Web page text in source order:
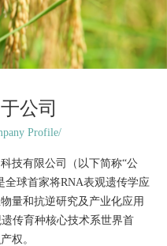
n
a
v
i
Profile/
公司
全球首家将RNA表观遗传学应
量和抗逆研究及产业化应用
传育种核心技术系世界首
权。